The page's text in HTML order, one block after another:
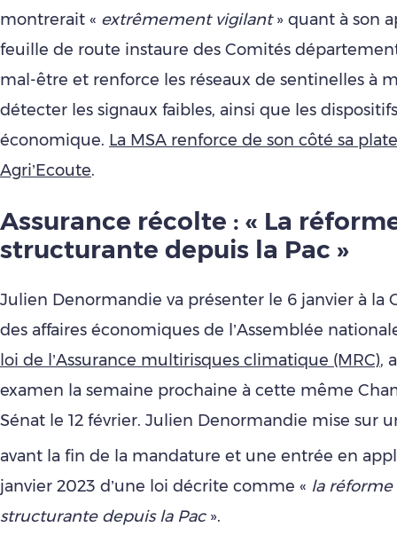
montrerait « extrêmement vigilant» quant à son
feuille de route instaure des Comités
mal-être et renforce les réseaux de sentinelles à
détecter les signaux faibles, ainsi que les
économique. La MSA renforce de son côté sa
Agri’Ecoute.
Assurance récolte : « La
structurante depuis la Pac »
Julien Denormandie va présenter le 6 janvier à la
des affaires économiques de l’Assemblée
loi de l’Assurance multirisques climatique (MRC),
examen la semaine prochaine à cette même
Sénat le 12 février. Julien Denormandie mise sur
avant la fin de la mandature et une entrée en
janvier 2023 d’une loi décrite comme « la réforme
structurante depuis la Pac».